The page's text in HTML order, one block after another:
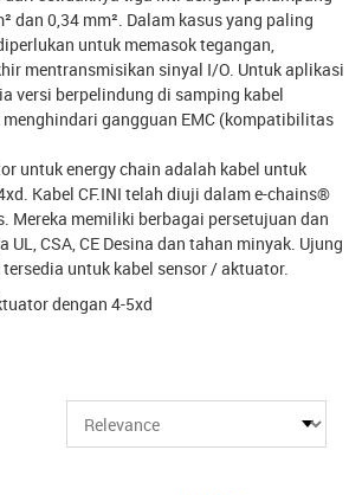
dan 0,34 mm². Dalam kasus yang paling
untuk memasok tegangan,
mentransmisikan sinyal I/O. Untuk aplikasi
versi berpelindung di samping kabel
gangguan EMC (kompatibilitas
untuk energy chain adalah kabel untuk
Kabel CF.INI telah diuji dalam e-chains®
Mereka memiliki berbagai persetujuan dan
UL, CSA, CE Desina dan tahan minyak. Ujung
untuk kabel sensor / aktuator.
dengan 4-5xd